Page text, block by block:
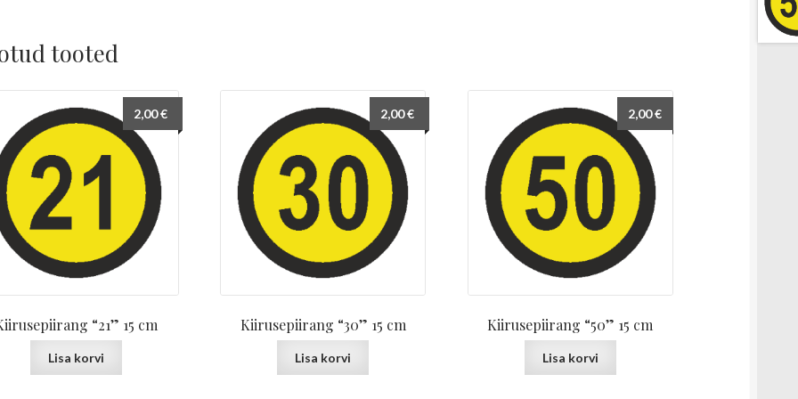
tooted
“21” 15 cm
2,00€
Lisa korvi
Kiirusepiirang “30” 15 cm
2,00€
Lisa korvi
Kiirusepiirang “50” 15 cm
2,00€
Lisa korvi